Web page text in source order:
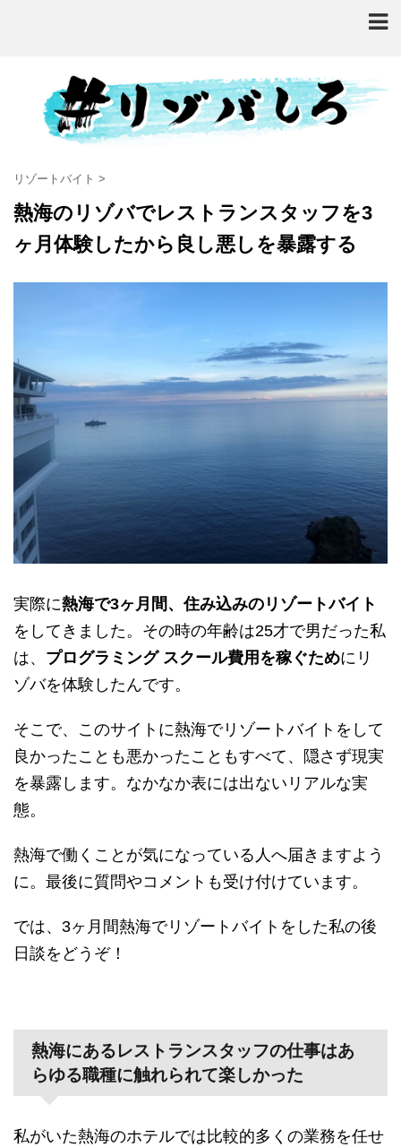
リゾートバイト >
熱海のリゾバでレストランスタッフを3
ヶ月体験したから良し悪しを暴露する
実際に熱海で3ヶ月間、住み込みのリゾートバイト
をしてきました。その時の年齢は25才で男だった私
は、 プログラミング スクール費用を稼ぐためにリ
ゾバを体験したんです。
そこで、このサイトに熱海でリゾートバイトをして
良かったことも悪かったこともすべて、隠さず現実
を暴露します。なかなか表には出ないリアルな実
態。
熱海で働くことが気になっている人へ届きますよう
に。最後に質問やコメントも受け付けています。
では、3ヶ月間熱海でリゾートバイトをした私の後
日談をどうぞ！
熱海にあるレストランスタッフの仕事はあ
らゆる職種に触れられて楽しかった
私がいた熱海のホテルでは比較的多くの業務を任せ